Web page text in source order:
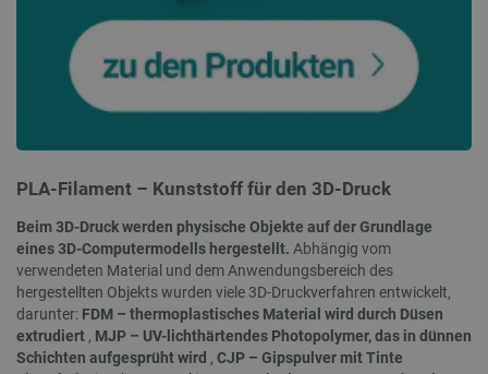
PLA-Filament – Kunststoff für den 3D-Druck
Beim 3D-Druck werden physische Objekte auf der Grundlage
eines 3D-Computermodells hergestellt. Abhängig vom
verwendeten Material und dem Anwendungsbereich des
hergestellten Objekts wurden viele 3D-Druckverfahren entwickelt,
darunter: FDM – thermoplastisches Material wird durch Düsen
extrudiert , MJP – UV-lichthärtendes Photopolymer, das in dünnen
Schichten aufgesprüht wird , CJP – Gipspulver mit Tinte
CookieScriptConsent
CookieScript
botland.de